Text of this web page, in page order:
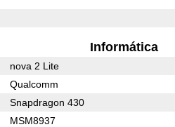
Informática
nova 2 Lite
Qualcomm
Snapdragon 430
MSM8937